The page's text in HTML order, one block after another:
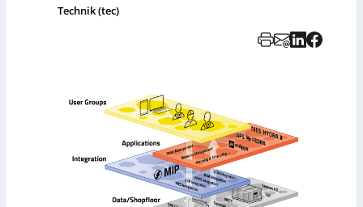
Technik (tec)